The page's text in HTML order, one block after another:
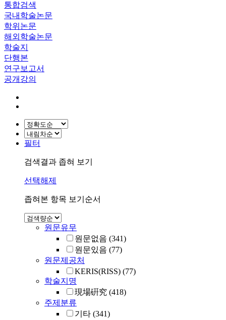
통합검색
국내학술논문
학위논문
해외학술논문
학술지
단행본
연구보고서
공개강의
필터
검색결과 좁혀 보기
선택해제
좁혀본 항목 보기순서
원문유무
원문없음 (341)
원문있음 (77)
원문제공처
KERIS(RISS) (77)
학술지명
現場硏究 (418)
주제분류
기타 (341)